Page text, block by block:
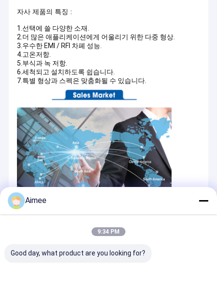
자사 제품의 특징 :
1.선택에 쓸 다양한 소재.
2.더 많은 애플리케이션에게 어울리기 위한 다중 형상.
3.우수한 EMI / RFI 차폐 성능.
4.고온저항.
5.부식과 녹 저항.
6.세척되고 설치하도록 쉽습니다.
7.특별 형상과 스펙은 맞춤화될 수 있습니다.
Aimee
9:34 PM
Good day, what product are you looking for?